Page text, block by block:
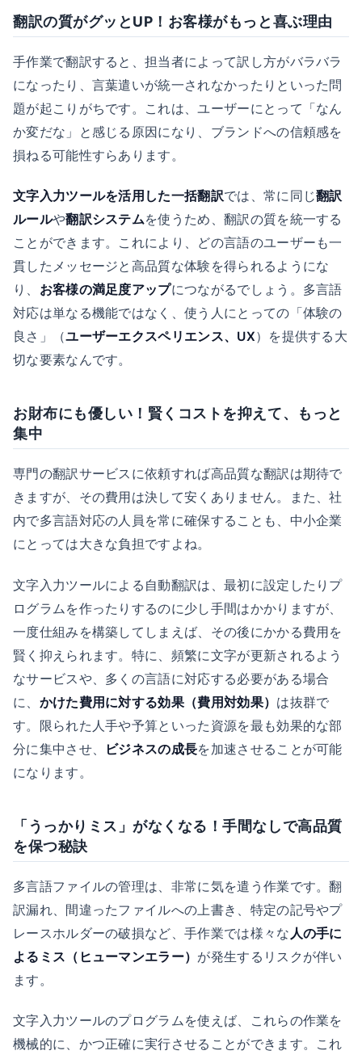
翻訳の質がグッとUP！お客様がもっと喜ぶ理由
手作業で翻訳すると、担当者によって訳し方がバラバラ
になったり、言葉遣いが統一されなかったりといった問
題が起こりがちです。これは、ユーザーにとって「なん
か変だな」と感じる原因になり、ブランドへの信頼感を
損ねる可能性すらあります。
文字入力ツールを活用した一括翻訳では、常に同じ翻訳
ルールや翻訳システムを使うため、翻訳の質を統一する
ことができます。これにより、どの言語のユーザーも一
貫したメッセージと高品質な体験を得られるようにな
り、 お客様の満足度アップにつながるでしょう。多言語
対応は単なる機能ではなく、使う人にとっての「体験の
良さ」（ユーザーエクスペリエンス、UX）を提供する大
切な要素なんです。
お財布にも優しい！賢くコストを抑えて、もっと
集中
専門の翻訳サービスに依頼すれば高品質な翻訳は期待で
きますが、その費用は決して安くありません。また、社
内で多言語対応の人員を常に確保することも、中小企業
にとっては大きな負担ですよね。
文字入力ツールによる自動翻訳は、最初に設定したりプ
ログラムを作ったりするのに少し手間はかかりますが、
一度仕組みを構築してしまえば、その後にかかる費用を
賢く抑えられます。特に、頻繁に文字が更新されるよう
なサービスや、多くの言語に対応する必要がある場合
に、 かけた費用に対する効果（費用対効果） は抜群で
す。限られた人手や予算といった資源を最も効果的な部
分に集中させ、
ビジネスの成長を加速させることが可能
になります。
「うっかりミス」がなくなる！手間なしで高品質
を保つ秘訣
多言語ファイルの管理は、非常に気を遣う作業です。翻
訳漏れ、間違ったファイルへの上書き、特定の記号やプ
レースホルダーの破損など、手作業では様々な 人の手に
よるミス（ヒューマンエラー） が発生するリスクが伴い
ます。
文字入力ツールのプログラムを使えば、これらの作業を
機械的に、かつ正確に実行させることができます。これ